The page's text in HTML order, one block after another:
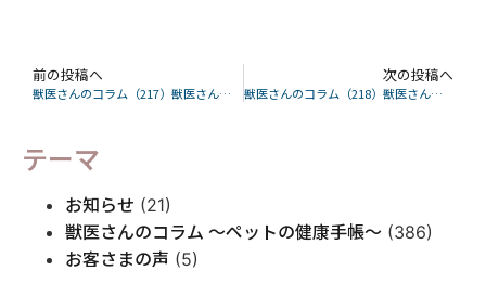
前の投稿へ
獣医さんのコラム（217）獣医さんが解説する犬・猫も嫉妬する？
次の投稿へ
獣医さんのコラム（218）獣医さんが解説する冬の病気『椎間板ヘルニア』って？
テーマ
お知らせ (21)
獣医さんのコラム 〜ペットの健康手帳〜 (386)
お客さまの声 (5)